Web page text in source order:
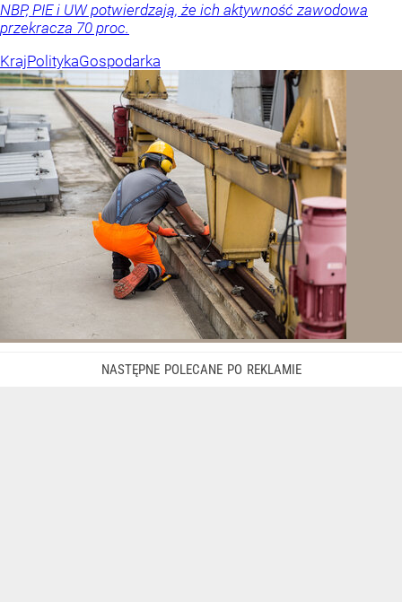
NBP, PIE i UW potwierdzają, że ich aktywność zawodowa
przekracza 70 proc.
KrajPolitykaGospodarka